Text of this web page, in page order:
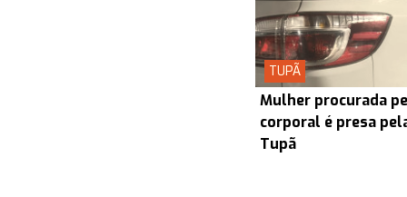
TUPÃ
Mulher procurada
corporal é presa
Tupã